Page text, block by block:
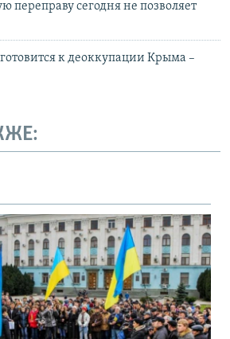
переправу сегодня не позволяет
к деоккупации Крыма –